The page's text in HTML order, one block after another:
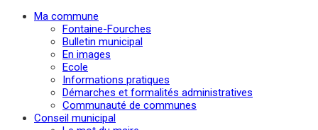
Ma commune
Fontaine-Fourches
Bulletin municipal
En images
Ecole
Informations pratiques
Démarches et formalités administratives
Communauté de communes
Conseil municipal